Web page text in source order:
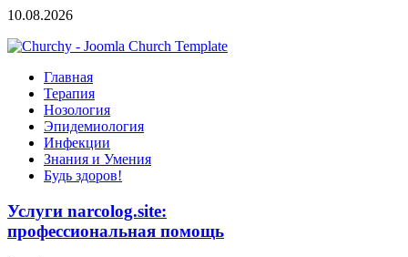
10.08.2026
Главная
Терапия
Нозология
Эпидемиология
Инфекции
Знания и Умения
Будь здоров!
Услуги narcolog.site:
профессиональная помощь